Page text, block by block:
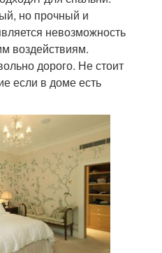
но прочный и
невозможность
воздействиям.
дорого. Не стоит
если в доме есть